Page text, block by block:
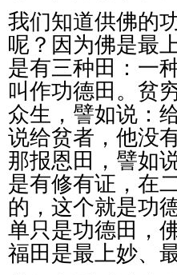
我们知道供佛的
呢？因为佛是最
是有三种田：一
叫作功德田。贫
众生，譬如说：
说给贫者，他没
那报恩田，譬如
是有修有证，在
的，这个就是功
单只是功德田，
福田是最上妙、